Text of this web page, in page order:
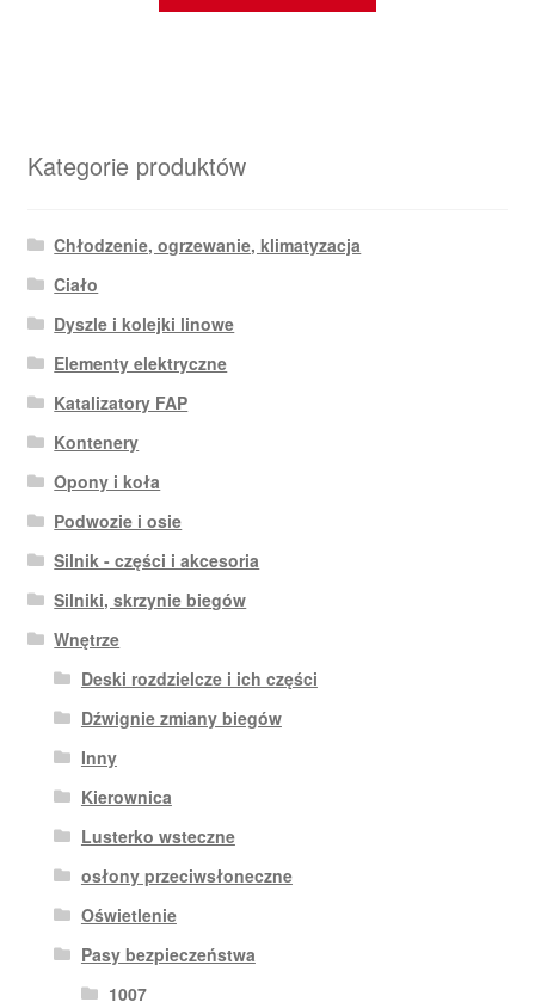
Kategorie produktów
Chłodzenie, ogrzewanie, klimatyzacja
Ciało
Dyszle i kolejki linowe
Elementy elektryczne
Katalizatory FAP
Kontenery
Opony i koła
Podwozie i osie
Silnik - części i akcesoria
Silniki, skrzynie biegów
Wnętrze
Deski rozdzielcze i ich części
Dźwignie zmiany biegów
Inny
Kierownica
Lusterko wsteczne
osłony przeciwsłoneczne
Oświetlenie
Pasy bezpieczeństwa
1007